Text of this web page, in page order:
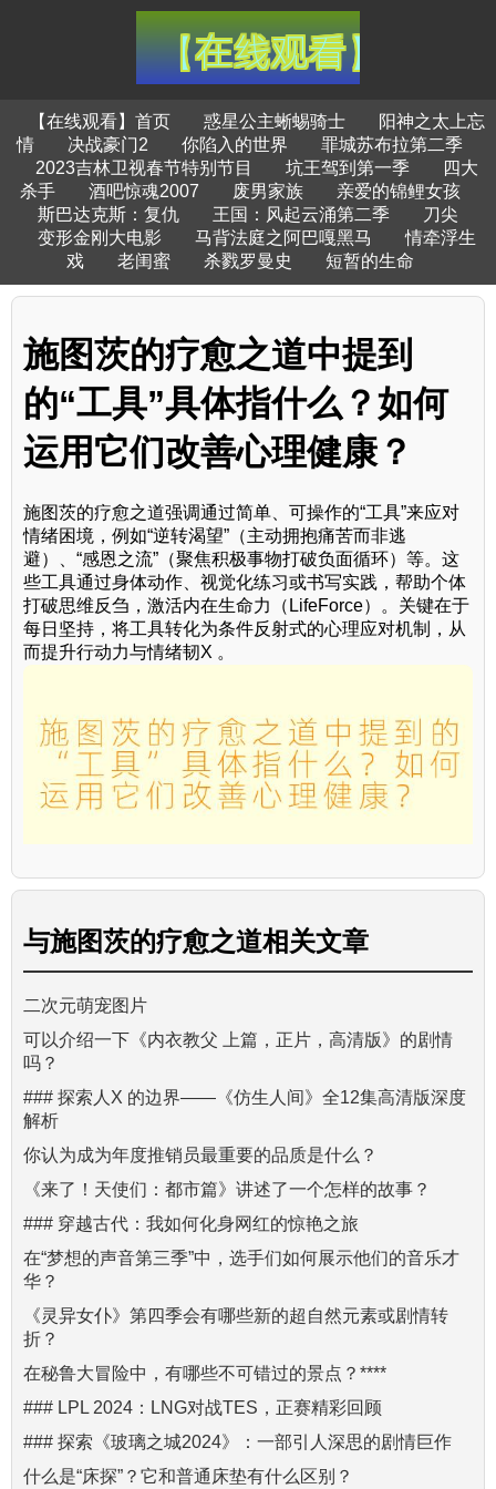
【在线观看】首页 惑星公主蜥蜴骑士
阳神之太上忘
情
决战豪门2 你陷入的世界
罪城苏布拉第二季
2023吉林卫视春节特别节目
坑王驾到第一季
四大
杀手
酒吧惊魂2007 废男家族
亲爱的锦鲤女孩
斯巴达克斯：复仇
王国：风起云涌第二季
刀尖
变形金刚大电影
马背法庭之阿巴嘎黑马
情牵浮生
戏
老闺蜜 杀戮罗曼史 短暂的生命
施图茨的疗愈之道中提到
的“工具”具体指什么？如何
运用它们改善心理健康？
施图茨的疗愈之道强调通过简单、可操作的“工具”来应对
情绪困境，例如“逆转渴望”（主动拥抱痛苦而非逃
避）、“感恩之流”（聚焦积极事物打破负面循环）等。这
些工具通过身体动作、视觉化练习或书写实践，帮助个体
打破思维反刍，激活内在生命力（LifeForce）。关键在于
每日坚持，将工具转化为条件反射式的心理应对机制，从
而提升行动力与情绪韧X 。
与施图茨的疗愈之道相关文章
二次元萌宠图片
可以介绍一下《内衣教父 上篇，正片，高清版》的剧情
吗？
### 探索人X 的边界——《仿生人间》全12集高清版深度
解析
你认为成为年度推销员最重要的品质是什么？
《来了！天使们：都市篇》讲述了一个怎样的故事？
### 穿越古代：我如何化身网红的惊艳之旅
在“梦想的声音第三季”中，选手们如何展示他们的音乐才
华？
《灵异女仆》第四季会有哪些新的超自然元素或剧情转
折？
在秘鲁大冒险中，有哪些不可错过的景点？****
### LPL 2024：LNG对战TES，正赛精彩回顾
### 探索《玻璃之城2024》：一部引人深思的剧情巨作
什么是“床探”？它和普通床垫有什么区别？